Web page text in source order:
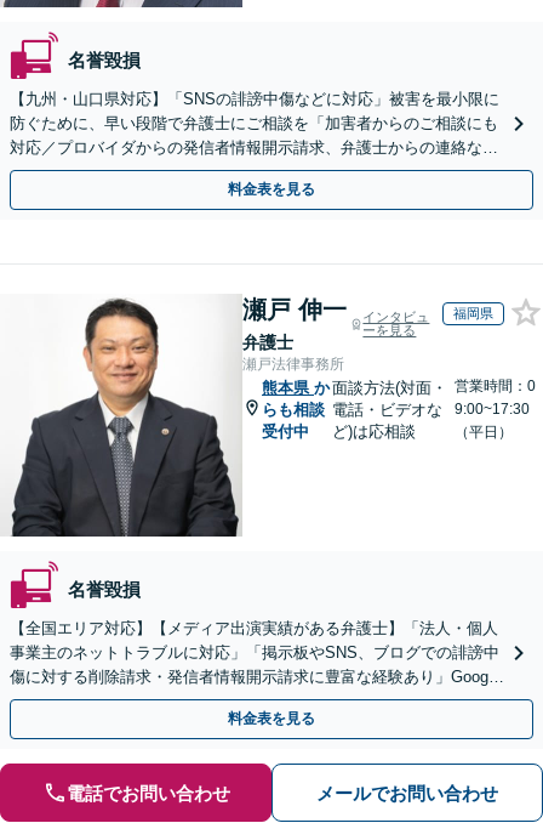
名誉毀損
【九州・山口県対応】「SNSの誹謗中傷などに対応」被害を最小限に
防ぐために、早い段階で弁護士にご相談を「加害者からのご相談にも
対応／プロバイダからの発信者情報開示請求、弁護士からの連絡な
ど」法人の風評被害対策にも対応【休日・夜間相談可】
料金表を見る
瀬戸 伸一
弁護士
インタビュ
ーを見る
福岡県
瀬戸法律事務所
熊本県 か
らも相談
受付中
面談方法(対面・
電話・ビデオな
ど)は応相談
営業時間：0
9:00~17:30
（平日）
名誉毀損
【全国エリア対応】【メディア出演実績がある弁護士】「法人・個人
事業主のネットトラブルに対応」「掲示板やSNS、ブログでの誹謗中
傷に対する削除請求・発信者情報開示請求に豊富な経験あり」Google
口コミの削除請求・賠償請求のご相談はお任せ
料金表を見る
電話でお問い合わせ メールでお問い合わせ